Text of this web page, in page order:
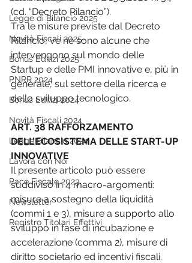
Legge di Bilancio 2025
Novità Fiscali 2025
Bonus Edilizi 2025
PNRR 2024
Bonus Edilizi 2024
Novità Fiscali 2024
Legge Bilancio 2024
Lavora con Noi
Pace Fiscale 2023
Newsletter
Registro Titolari Effettivi
(cd. “Decreto Rilancio”).
Tra le misure previste dal Decreto
Rilancio, ve ne sono alcune che
intervengono sul mondo delle
Startup e delle PMI innovative e, più in
generale, sul settore della ricerca e
dello sviluppo tecnologico.
ART. 38 RAFFORZAMENTO
DELL’ECOSISTEMA DELLE START-UP
INNOVATIVE
Il presente articolo può essere
suddiviso in 4 macro-argomenti:
misure a sostegno della liquidità
(commi 1 e 3), misure a supporto allo
sviluppo in fase di incubazione e
accelerazione (comma 2), misure di
diritto societario ed incentivi fiscali.